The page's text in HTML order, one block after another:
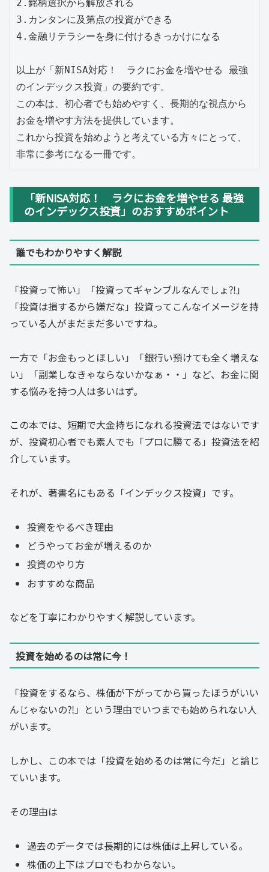
2.銘柄選択から解放される
3.カンタンに及第点の投資ができる
4.金融リテラシーを身に付けるきっかけになる
以上が「新NISA対応！　ラクにお金を増やせる 最強
のインデックス投資」の要約です。
この本は、初心者でも始めやすく、長期的な視点から
お金を増やす方法を提供しています。
これから投資を始めようと考えている方々にとって、
非常に参考になる一冊です。
「新NISA対応！ ラクにお金を増やせる 最強
のインデックス投資」のおすすめポイント
誰でもわかりやすく解説
「投資って怖い」「投資ってギャンブルなんでしょ⁈」
「投資は損するから嫌だな」投資ってこんなイメージを持
っている人がまだまだ多いですね。
一方で「お金もっとほしい」「銀行い預けても全く増えな
い」「副業しなきゃならないかなぁ・・」など、お金に関
する悩みを持つ人は多いはず。
この本では、短期で大金持ちになれる投資法ではないです
が、投資初心者でも素人でも「プロに勝てる」投資法を紹
介しています。
それが、著書名にもある「インデックス投資」です。
投資をやるべき理由
どうやってお金が増えるのか
投資のやり方
おすすめな商品
などを丁寧にわかりやすく解説しています。
投資を始めるのは常に今！
「投資をするなら、株価が下がってから買ったほうがいい
んじゃないの⁈」という理由でいつまでも始められない人
がいます。
しかし、この本では「投資を始めるのは常に今だ」と論じ
ていいます。
その理由は
過去のデータでは長期的には株価は上昇している。
株価の上下はプロでもわからない。